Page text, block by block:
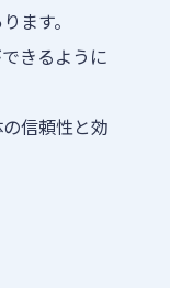
ます。
きるように
信頼性と効